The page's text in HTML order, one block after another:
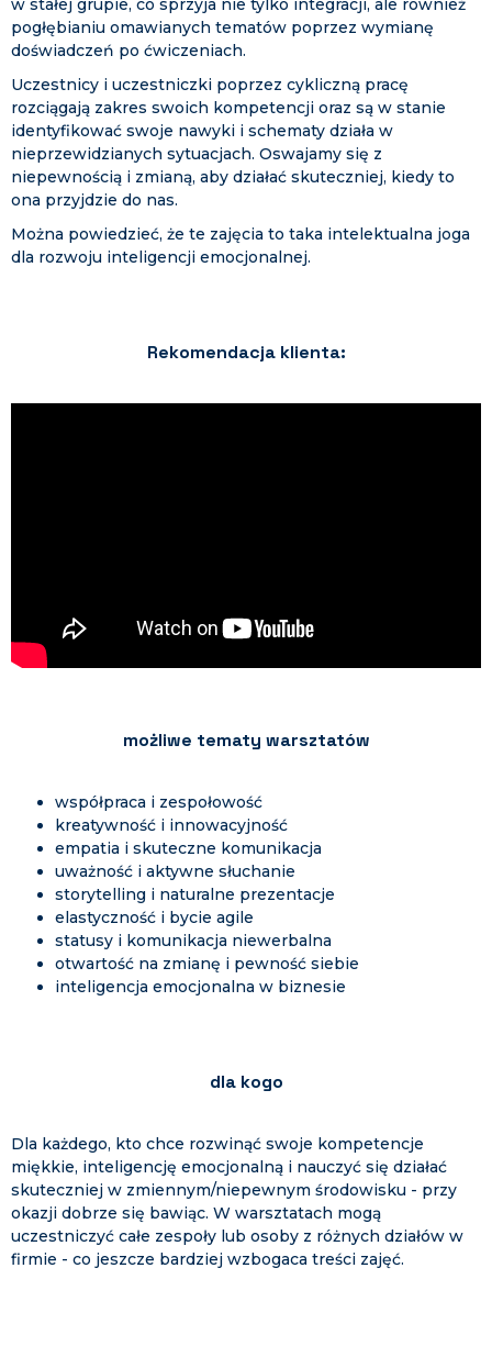
w stałej grupie, co sprzyja nie tylko integracji, ale również
pogłębianiu omawianych tematów poprzez wymianę
doświadczeń po ćwiczeniach.
Uczestnicy i uczestniczki poprzez cykliczną pracę
rozciągają zakres swoich kompetencji oraz są w stanie
identyfikować swoje nawyki i schematy działa w
nieprzewidzianych sytuacjach. Oswajamy się z
niepewnością i zmianą, aby działać skuteczniej, kiedy to
ona przyjdzie do nas.
Można powiedzieć, że te zajęcia to taka intelektualna joga
dla rozwoju inteligencji emocjonalnej.
Rekomendacja klienta:
możliwe tematy warsztatów
współpraca i zespołowość
kreatywność i innowacyjność
empatia i skuteczne komunikacja
uważność i aktywne słuchanie
storytelling i naturalne prezentacje
elastyczność i bycie agile
statusy i komunikacja niewerbalna
otwartość na zmianę i pewność siebie
inteligencja emocjonalna w biznesie
dla kogo
Dla każdego, kto chce rozwinąć swoje kompetencje
miękkie, inteligencję emocjonalną i nauczyć się działać
skuteczniej w zmiennym/niepewnym środowisku - przy
okazji dobrze się bawiąc. W warsztatach mogą
uczestniczyć całe zespoły lub osoby z różnych działów w
firmie - co jeszcze bardziej wzbogaca treści zajęć.